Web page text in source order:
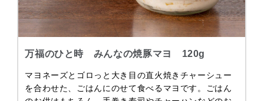
万福のひと時 みんなの焼豚マヨ 120g
マヨネーズとゴロっと大き目の直火焼きチャーシュー
を合わせた、ごはんにのせて食べるマヨです。ごはん